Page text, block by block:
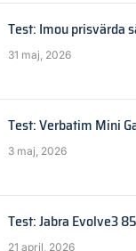
Test: Imou prisvärda
31 maj, 2026
Test: Verbatim Mini
3 maj, 2026
Test: Jabra Evolve3
21 april, 2026